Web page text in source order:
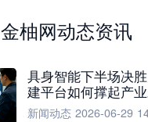
金柚网动态资讯
具身智能下半场决
建平台如何撑起产
新闻动态 2026-06-29